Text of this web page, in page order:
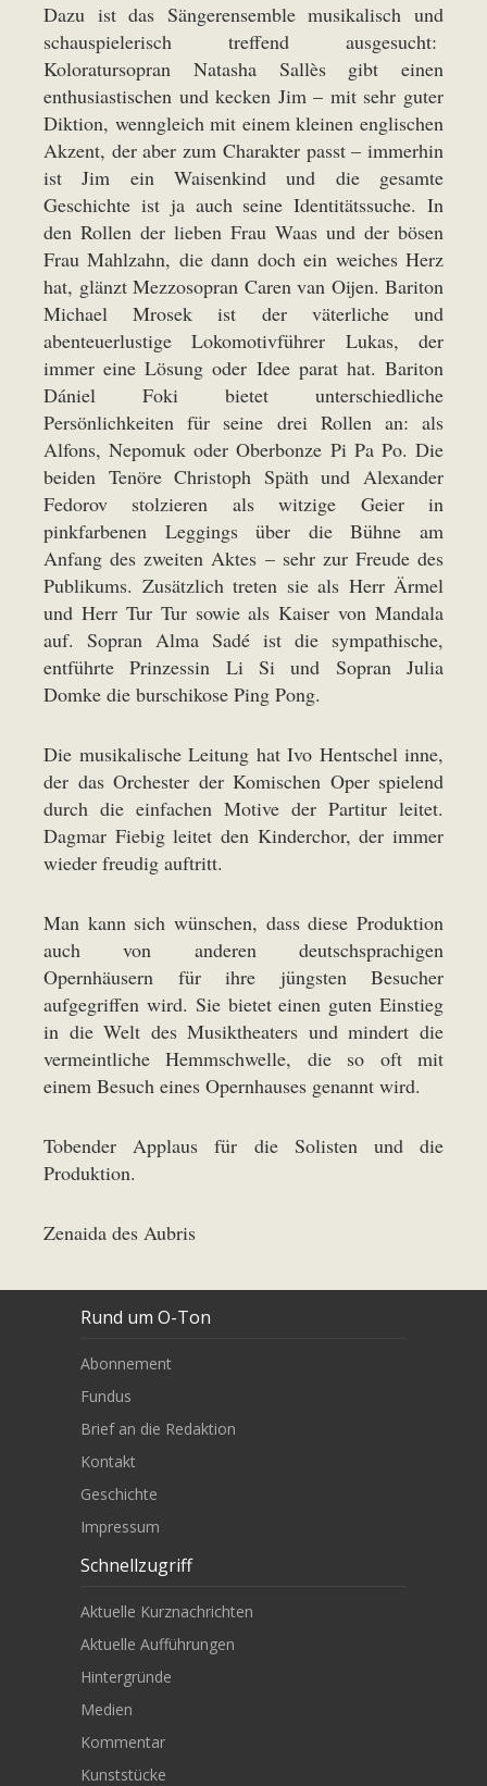
Dazu ist das Sängerensemble musikalisch und
schauspielerisch treffend ausgesucht:
Koloratursopran Natasha Sallès gibt einen
enthusiastischen und kecken Jim – mit sehr guter
Diktion, wenngleich mit einem kleinen englischen
Akzent, der aber zum Charakter passt – immerhin
ist Jim ein Waisenkind und die gesamte
Geschichte ist ja auch seine Identitätssuche. In
den Rollen der lieben Frau Waas und der bösen
Frau Mahlzahn, die dann doch ein weiches Herz
hat, glänzt Mezzosopran Caren van Oijen. Bariton
Michael Mrosek ist der väterliche und
abenteuerlustige Lokomotivführer Lukas, der
immer eine Lösung oder Idee parat hat. Bariton
Dániel Foki bietet unterschiedliche
Persönlichkeiten für seine drei Rollen an: als
Alfons, Nepomuk oder Oberbonze Pi Pa Po. Die
beiden Tenöre Christoph Späth und Alexander
Fedorov stolzieren als witzige Geier in
pinkfarbenen Leggings über die Bühne am
Anfang des zweiten Aktes – sehr zur Freude des
Publikums. Zusätzlich treten sie als Herr Ärmel
und Herr Tur Tur sowie als Kaiser von Mandala
auf. Sopran Alma Sadé ist die sympathische,
entführte Prinzessin Li Si und Sopran Julia
Domke die burschikose Ping Pong.
Die musikalische Leitung hat Ivo Hentschel inne,
der das Orchester der Komischen Oper spielend
durch die einfachen Motive der Partitur leitet.
Dagmar Fiebig leitet den Kinderchor, der immer
wieder freudig auftritt.
Man kann sich wünschen, dass diese Produktion
auch von anderen deutschsprachigen
Opernhäusern für ihre jüngsten Besucher
aufgegriffen wird. Sie bietet einen guten Einstieg
in die Welt des Musiktheaters und mindert die
vermeintliche Hemmschwelle, die so oft mit
einem Besuch eines Opernhauses genannt wird.
Tobender Applaus für die Solisten und die
Produktion.
Zenaida des Aubris
Rund um O-Ton
Abonnement
Fundus
Brief an die Redaktion
Kontakt
Geschichte
Impressum
Schnellzugriff
Aktuelle Kurznachrichten
Aktuelle Aufführungen
Hintergründe
Medien
Kommentar
Kunststücke